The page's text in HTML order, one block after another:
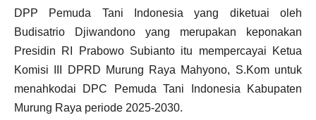
DPP Pemuda Tani Indonesia yang diketuai oleh
Budisatrio Djiwandono yang merupakan keponakan
Presidin RI Prabowo Subianto itu mempercayai Ketua
Komisi III DPRD Murung Raya Mahyono, S.Kom untuk
menahkodai DPC Pemuda Tani Indonesia Kabupaten
Murung Raya periode 2025-2030.